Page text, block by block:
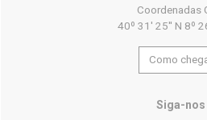
Coordenadas
40º 31' 25'' N 8º
Como
Siga-nos